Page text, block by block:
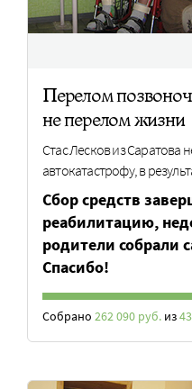
Перелом
не перелом жизни
Стас Лесков из Саратова
автокатастрофу, в
Сбор средств
реабилитацию,
родители собрали
Спасибо!
Собрано 262 090 руб. из